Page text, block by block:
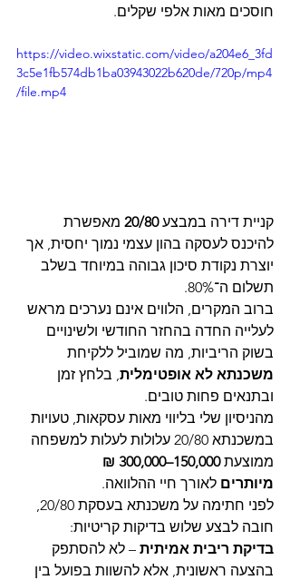
חוסכים מאות אלפי שקלים.
https://video.wixstatic.com/video/a204e6_3fd
3c5e1fb574db1ba03943022b620de/720p/mp4
/file.mp4
קניית דירה במבצע 20/80 מאפשרת
להיכנס לעסקה בהון עצמי נמוך יחסית, אך
יוצרת נקודת סיכון גבוהה במיוחד בשלב
תשלום ה־80%.
ברוב המקרים, הלווים אינם נערכים מראש
לעלייה החדה בהחזר החודשי ולשינויים
בשוק הריביות, מה שמוביל ללקיחת
משכנתא לא אופטימלית , בלחץ זמן
ובתנאים פחות טובים.
מהניסיון שלי בליווי מאות עסקאות, טעויות
במשכנתא 20/80 עלולות לעלות למשפחה
ממוצעת
150,000–300,000 ₪
מיותרים לאורך חיי ההלוואה.
חובה לבצע שלוש בדיקות קריטיות:
בדיקת ריבית אמיתית – לא להסתפק
בהצעה ראשונית, אלא להשוות בפועל בין